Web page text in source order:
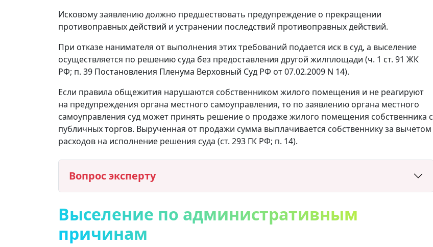
Исковому заявлению должно предшествовать предупреждение о прекращении
противоправных действий и устранении последствий противоправных действий.
При отказе нанимателя от выполнения этих требований подается иск в суд, а выселение
осуществляется по решению суда без предоставления другой жилплощади (ч. 1 ст. 91 ЖК
РФ; п. 39 Постановления Пленума Верховный Суд РФ от 07.02.2009 N 14).
Если правила общежития нарушаются собственником жилого помещения и не реагируют
на предупреждения органа местного самоуправления, то по заявлению органа местного
самоуправления суд может принять решение о продаже жилого помещения собственника с
публичных торгов. Вырученная от продажи сумма выплачивается собственнику за вычетом
расходов на исполнение решения суда (ст. 293 ГК РФ; п. 14).
Вопрос эксперту
Выселение по административным
причинам